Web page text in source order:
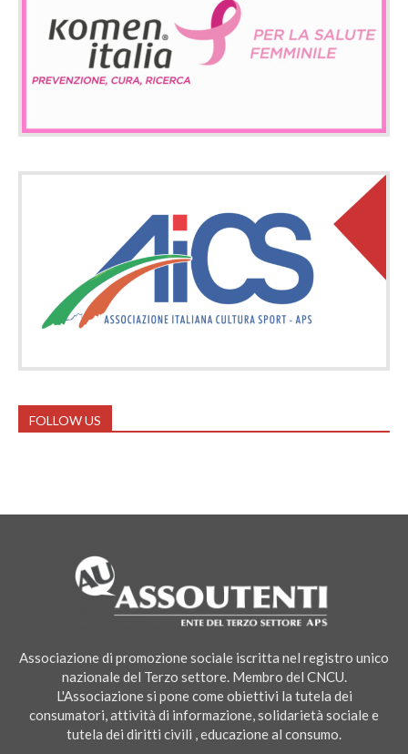
FOLLOW US
Associazione di promozione sociale iscritta nel registro unico
nazionale del Terzo settore. Membro del CNCU.
L'Associazione si pone come obiettivi la tutela dei
consumatori, attività di informazione, solidarietà sociale e
tutela dei diritti civili , educazione al consumo.